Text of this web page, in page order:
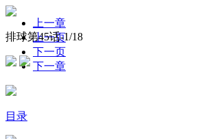
排球第45话-1/18
上一章
上一页
下一页
下一章
目录